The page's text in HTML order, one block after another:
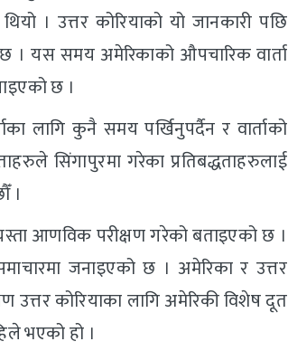
। उत्तर कोरियाको यो जानकारी पछि
। यस समय अमेरिकाको औपचारिक वार्ता
छ ।
लागि कुनै समय पर्खिनुपर्दैन र वार्ताको
सिंगापुरमा गरेका प्रतिबद्धताहरुलाई
।
आणविक परीक्षण गरेको बताइएको छ ।
जनाइएको छ । अमेरिका र उत्तर
उत्तर कोरियाका लागि अमेरिकी विशेष दूत
भएको हो ।